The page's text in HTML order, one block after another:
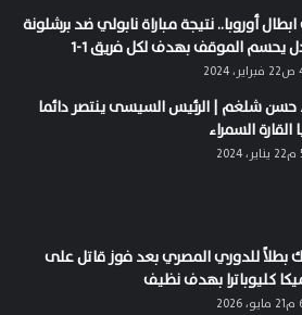
أوروبا.. نتيجة مباراة نابولي ضد برشلونة
يحسم الموقف بهدف لكل فريق 1-1
حسن شلغم | الرئيس السيسى ينتصر دائما
القارة السمراء
بطلاً للدوري المصري بعد فوز قاتل على
كليوباترا بهدف نظيف